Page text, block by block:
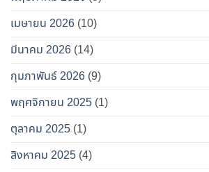
เมษายน 2026 (10)
มีนาคม 2026 (14)
กุมภาพันธ์ 2026 (9)
พฤศจิกายน 2025 (1)
ตุลาคม 2025 (1)
สิงหาคม 2025 (4)